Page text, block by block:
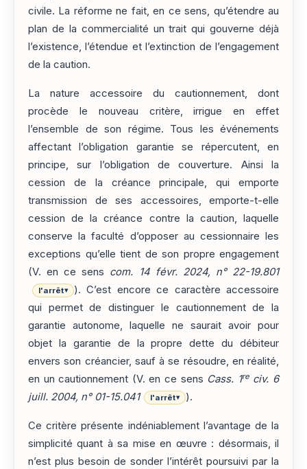
civile. La réforme ne fait, en ce sens, qu’étendre au
plan de la commercialité un trait qui gouverne déjà
l’existence, l’étendue et l’extinction de l’engagement
de la caution.
La nature accessoire du cautionnement, dont
procède le nouveau critère, irrigue en effet
l’ensemble de son régime. Tous les événements
affectant l’obligation garantie se répercutent, en
principe, sur l’obligation de couverture. Ainsi la
cession de la créance principale, qui emporte
transmission de ses accessoires, emporte-t-elle
cession de la créance contre la caution, laquelle
conserve la faculté d’opposer au cessionnaire les
exceptions qu’elle tient de son propre engagement
(V. en ce sens com. 14 févr. 2024, n° 22-19.801
l'arrêt▾
). C’est encore ce caractère accessoire
qui permet de distinguer le cautionnement de la
garantie autonome, laquelle ne saurait avoir pour
objet la garantie de la propre dette du débiteur
envers son créancier, sauf à se résoudre, en réalité,
en un cautionnement (V. en ce sens Cass. 1reciv. 6
juill. 2004, n° 01-15.041
l'arrêt▾ ).
Ce critère présente indéniablement l’avantage de la
simplicité quant à sa mise en œuvre : désormais, il
n’est plus besoin de sonder l’intérêt poursuivi par la